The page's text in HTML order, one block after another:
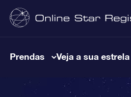
Prendas Veja a sua estrela